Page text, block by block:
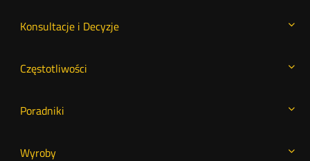
Konsultacje i Decyzje
Częstotliwości
Poradniki
Wyroby